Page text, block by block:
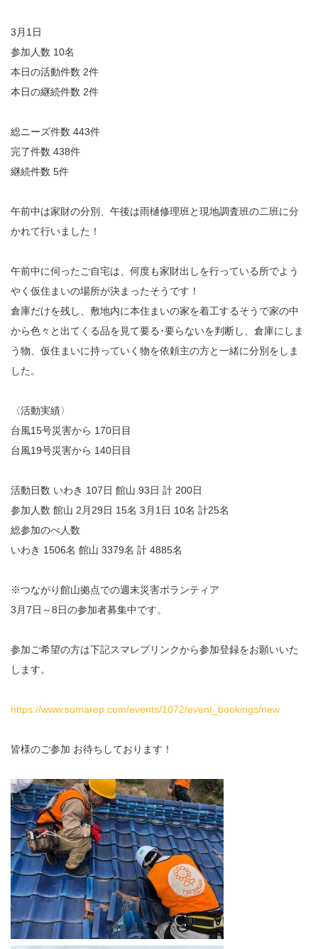
3月1日
参加人数 10名
本日の活動件数 2件
本日の継続件数 2件
総ニーズ件数 443件
完了件数 438件
継続件数 5件
午前中は家財の分別、午後は雨樋修理班と現地調査班の二班に分
かれて行いました！
午前中に伺ったご自宅は、何度も家財出しを行っている所でよう
やく仮住まいの場所が決まったそうです！
倉庫だけを残し、敷地内に本住まいの家を着工するそうで家の中
から色々と出てくる品を見て要る･要らないを判断し、倉庫にしま
う物、仮住まいに持っていく物を依頼主の方と一緒に分別をしま
した。
〈活動実績〉
台風15号災害から 170日目
台風19号災害から 140日目
活動日数 いわき 107日 館山 93日 計 200日
参加人数 館山 2月29日 15名 3月1日 10名 計25名
総参加のべ人数
いわき 1506名 館山 3379名 計 4885名
※つながり館山拠点での週末災害ボランティア
3月7日～8日の参加者募集中です。
参加ご希望の方は下記スマレプリンクから参加登録をお願いいた
します。
https://www.sumarep.com/events/1072/event_bookings/new
皆様のご参加 お待ちしております！